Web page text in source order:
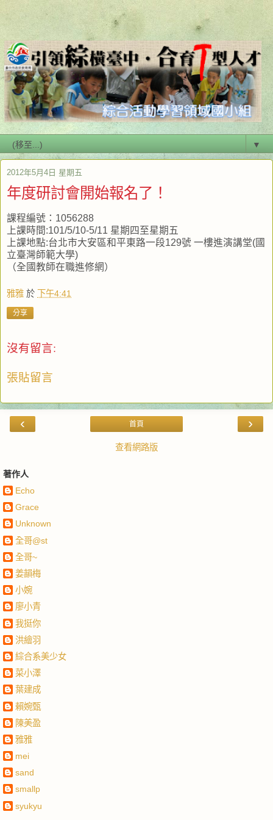
▼
2012年5月4日 星期五
年度研討會開始報名了！
課程編號：1056288
上課時間:101/5/10-5/11 星期四至星期五
上課地點:台北市大安區和平東路一段129號 一樓進演講堂(國
立臺灣師範大學)
（全國教師在職進修網）
雅雅 於 下午4:41
分享
沒有留言:
張貼留言
‹ ›
首頁
查看網路版
著作人
Echo
Grace
Unknown
全哥@st
全哥~
姜韻梅
小婉
廖小青
我挺你
洪繪羽
綜合系美少女
菜小澤
葉建成
賴婉甄
陳美盈
雅雅
mei
sand
smallp
syukyu